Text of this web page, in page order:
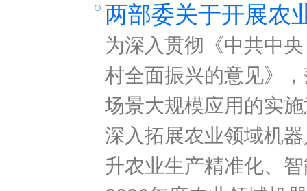
两部委关于开展农
为深入贯彻《中共中
村全面振兴的意见》
场景大规模应用的实
深入拓展农业领域机
升农业生产精准化、